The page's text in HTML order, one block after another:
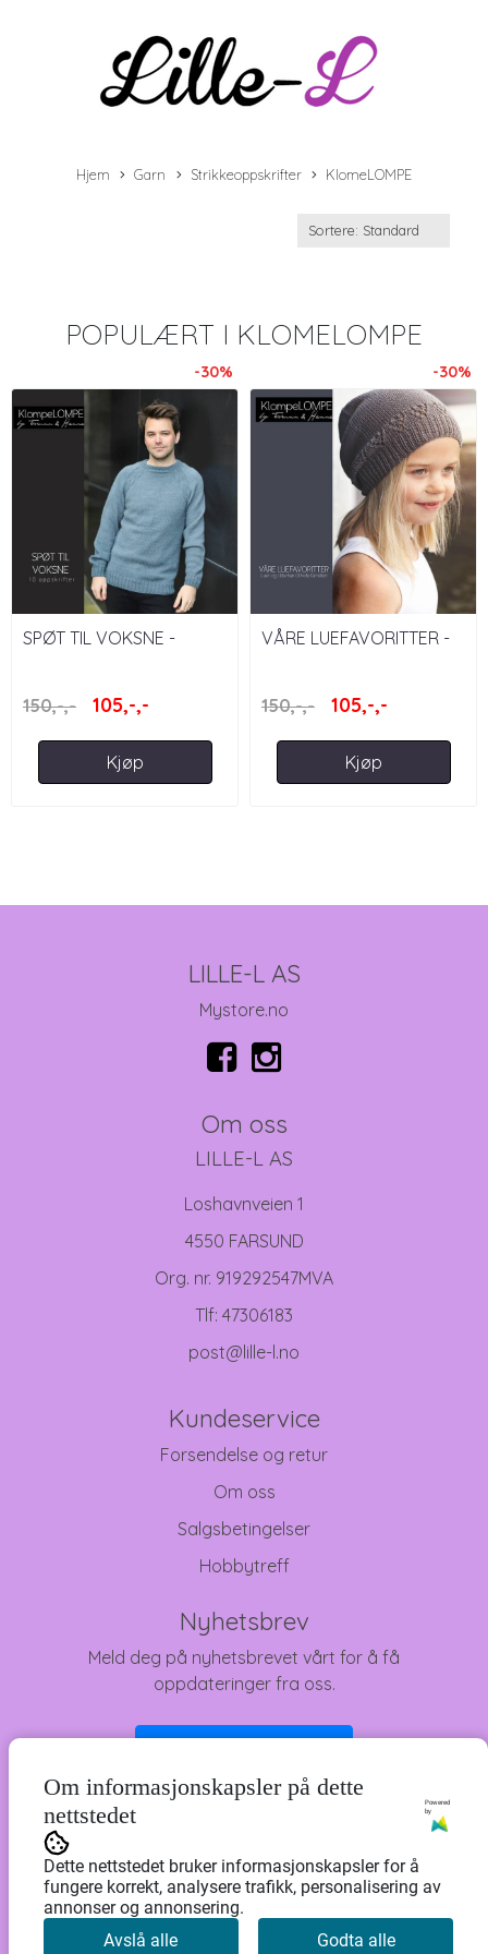
Hjem Garn Strikkeoppskrifter KlomeLOMPE
POPULÆRT I KLOMELOMPE
-30%
SPØT TIL VOKSNE -
150,-,-
105,-,-
Kjøp
-30%
VÅRE LUEFAVORITTER -
150,-,-
105,-,-
Kjøp
LILLE-L AS
Mystore.no
Om oss
LILLE-L AS
Loshavnveien 1
4550 FARSUND
Org. nr. 919292547MVA
Tlf: 47306183
post@lille-l.no
Kundeservice
Forsendelse og retur
Om oss
Salgsbetingelser
Hobbytreff
Nyhetsbrev
Meld deg på nyhetsbrevet vårt for å få
oppdateringer fra oss.
Om informasjonskapsler på dette
nettstedet
Powered
by
Dette nettstedet bruker informasjonskapsler for å
fungere korrekt, analysere trafikk, personalisering av
annonser og annonsering.
Avslå alle
Godta alle